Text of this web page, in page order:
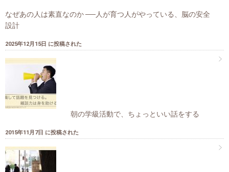
なぜあの人は素直なのか ──人が育つ人がやっている、脳の安全
設計
2025年12月15日 に投稿された
朝の学級活動で、ちょっといい話をする
2015年11月7日 に投稿された